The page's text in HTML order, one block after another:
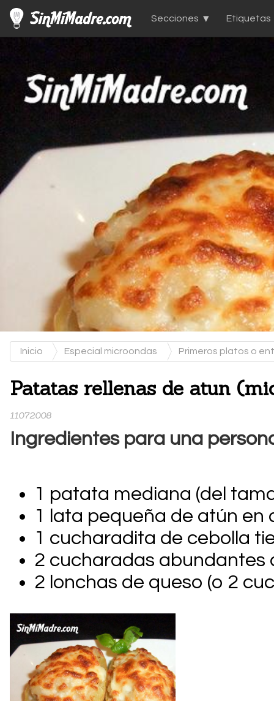
Secciones Etiquetas
Inicio Especial microondas Primeros platos o
Patatas rellenas de atun
11072008
Ingredientes para una
1 patata mediana (del
1 lata pequeña de atún en
1 cucharadita de cebolla
2 cucharadas abundantes
2 lonchas de queso (o 2